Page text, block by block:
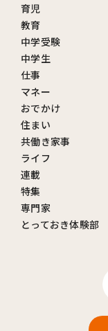
育児
教育
中学受験
中学生
仕事
マネー
おでかけ
住まい
共働き家事
ライフ
連載
特集
専門家
とっておき体験部